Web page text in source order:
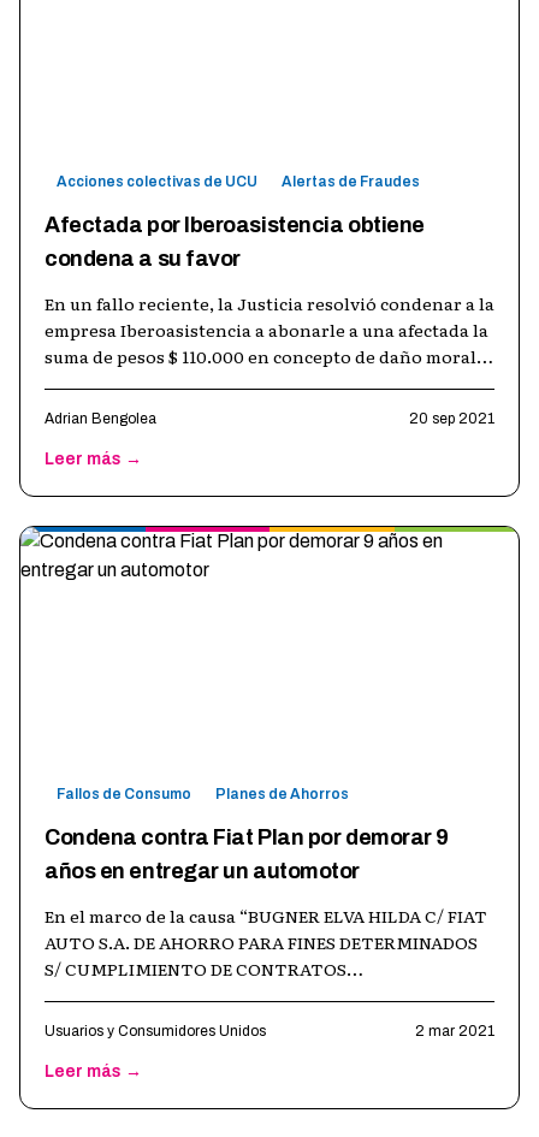
Acciones colectivas de UCU Alertas de Fraudes
Afectada por Iberoasistencia obtiene
condena a su favor
En un fallo reciente, la Justicia resolvió condenar a la
empresa Iberoasistencia a abonarle a una afectada la
suma de pesos $ 110.000 en concepto de daño moral y
Adrian Bengolea 20 sep 2021
Leer más →
Fallos de Consumo Planes de Ahorros
Condena contra Fiat Plan por demorar 9
años en entregar un automotor
En el marco de la causa “BUGNER ELVA HILDA C/ FIAT
AUTO S.A. DE AHORRO PARA FINES DETERMINADOS
S/ CUMPLIMIENTO DE CONTRATOS
Cámara de A
Usuarios y Consumidores Unidos 2 mar 2021
Leer más →